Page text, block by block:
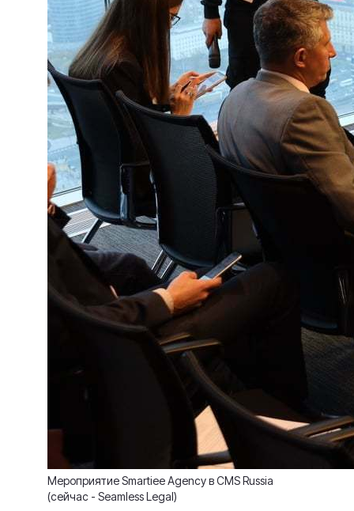
Мероприятие Smartiee Agency в CMS Russia
(сейчас - Seamless Legal)